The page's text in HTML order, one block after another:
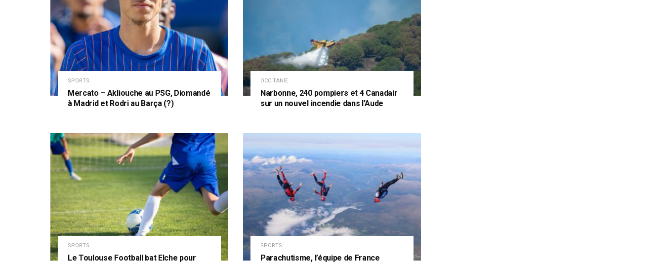
SPORTS
Mercato – Akliouche au PSG, Diomandé
à Madrid et Rodri au Barça (?)
OCCITANIE
Narbonne, 240 pompiers et 4 Canadair
sur un nouvel incendie dans l’Aude
SPORTS
Le Toulouse Football bat Elche pour
SPORTS
Parachutisme, l’équipe de France